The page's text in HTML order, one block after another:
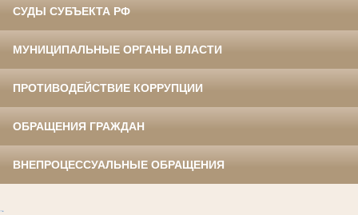
СУДЫ СУБЪЕКТА РФ
МУНИЦИПАЛЬНЫЕ ОРГАНЫ ВЛАСТИ
ПРОТИВОДЕЙСТВИЕ КОРРУПЦИИ
ОБРАЩЕНИЯ ГРАЖДАН
ВНЕПРОЦЕССУАЛЬНЫЕ ОБРАЩЕНИЯ